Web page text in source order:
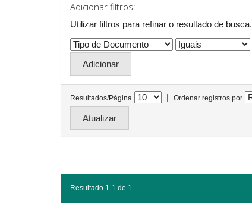
Adicionar filtros:
Utilizar filtros para refinar o resultado de busca.
Resultados/Página | Ordenar registros por
Resultado 1-1 de 1.